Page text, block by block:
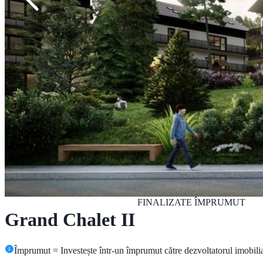
Grand Chalet II
FINALIZATE ÎMPRUMUT
Împrumut = Investește într-un împrumut către dezvoltatorul